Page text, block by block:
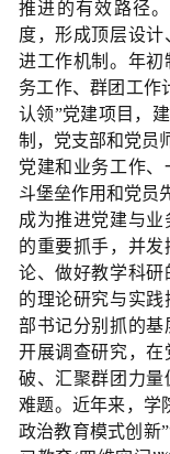
推进的有效路径
度，形成顶层设
进工作机制。年初
务工作、群团工作
认领”党建项目，
制，党支部和党员
党建和业务工作
斗堡垒作用和党员
成为推进党建与
的重要抓手，并
论、做好教学科
的理论研究与实
部书记分别抓的基
开展调查研究，
破、汇聚群团力
难题。近年来，学
政治教育模式创新